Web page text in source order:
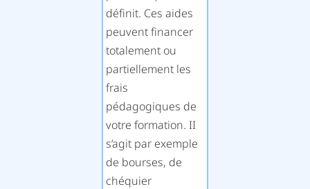
définit. Ces aides
peuvent financer
totalement ou
partiellement les
frais
pédagogiques de
votre formation. II
s’agit par exemple
de bourses, de
chéquier